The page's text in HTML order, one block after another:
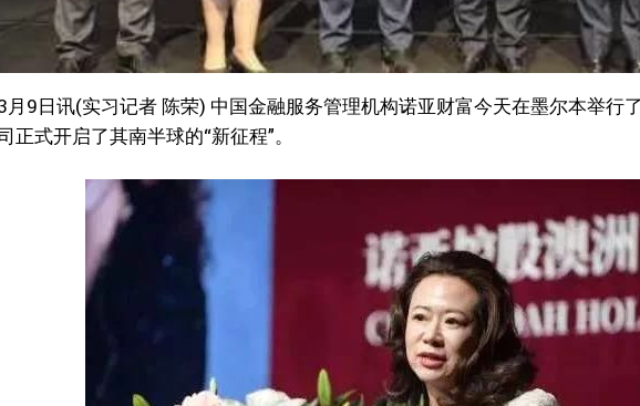
月9日讯(实习记者 陈荣) 中国金融服务管理机构诺亚财富今天在墨尔本举行
正式开启了其南半球的“新征程”。